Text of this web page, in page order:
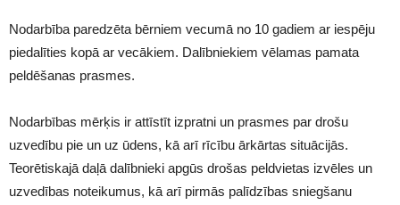
Nodarbība paredzēta bērniem vecumā no 10 gadiem ar iespēju
piedalīties kopā ar vecākiem. Dalībniekiem vēlamas pamata
peldēšanas prasmes.
Nodarbības mērķis ir attīstīt izpratni un prasmes par drošu
uzvedību pie un uz ūdens, kā arī rīcību ārkārtas situācijās.
Teorētiskajā daļā dalībnieki apgūs drošas peldvietas izvēles un
uzvedības noteikumus, kā arī pirmās palīdzības sniegšanu